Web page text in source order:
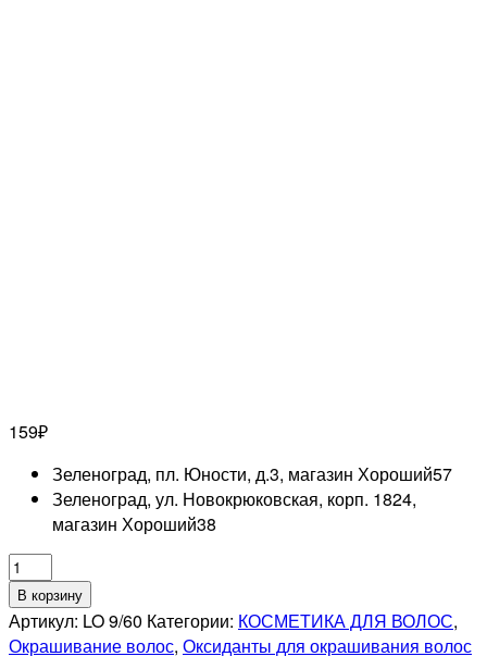
159₽
Зеленоград, пл. Юности, д.3, магазин Хороший57
Зеленоград, ул. Новокрюковская, корп. 1824,
магазин Хороший38
Количество
товара
ESTEL
PROFESSIONNEL
В корзину
Артикул: LO 9/60 Категории: КОСМЕТИКА ДЛЯ ВОЛОС,
Окрашивание волос, Оксиданты для окрашивания волос